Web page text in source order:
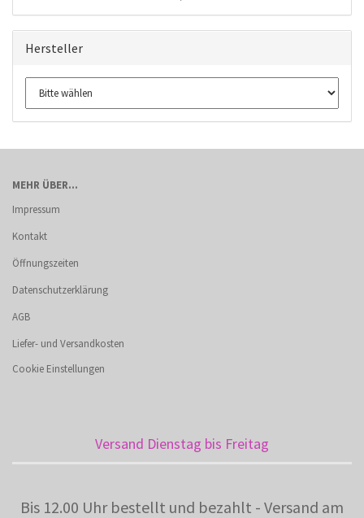
Hersteller
MEHR ÜBER...
Impressum
Kontakt
Öffnungszeiten
Datenschutzerklärung
AGB
Liefer- und Versandkosten
Cookie Einstellungen
Versand Dienstag bis Freitag
Bis 12.00 Uhr bestellt und bezahlt - Versand am